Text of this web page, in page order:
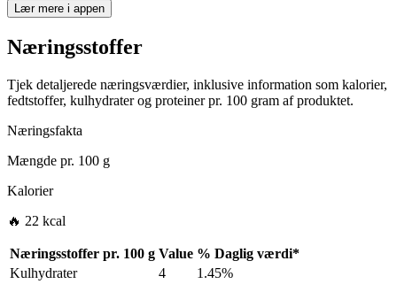
Lær mere i appen
Næringsstoffer
Tjek detaljerede næringsværdier, inklusive information som kalorier,
fedtstoffer, kulhydrater og proteiner pr. 100 gram af produktet.
Næringsfakta
Mængde pr. 100 g
Kalorier
🔥 22 kcal
Næringsstoffer pr. 100 g Value % Daglig værdi*
Kulhydrater
4
1.45%